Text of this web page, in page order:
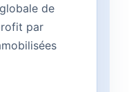
de
par